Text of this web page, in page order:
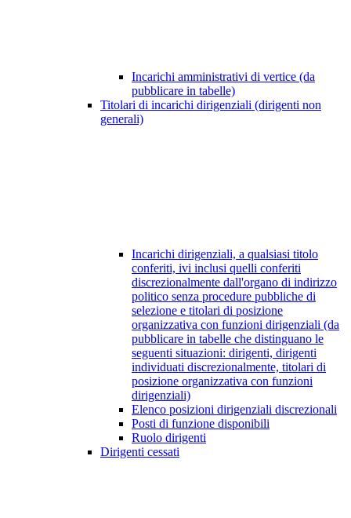
Incarichi amministrativi di vertice (da
pubblicare in tabelle)
Titolari di incarichi dirigenziali (dirigenti non
generali)
Incarichi dirigenziali, a qualsiasi titolo
conferiti, ivi inclusi quelli conferiti
discrezionalmente dall'organo di indirizzo
politico senza procedure pubbliche di
selezione e titolari di posizione
organizzativa con funzioni dirigenziali (da
pubblicare in tabelle che distinguano le
seguenti situazioni: dirigenti, dirigenti
individuati discrezionalmente, titolari di
posizione organizzativa con funzioni
dirigenziali)
Elenco posizioni dirigenziali discrezionali
Posti di funzione disponibili
Ruolo dirigenti
Dirigenti cessati